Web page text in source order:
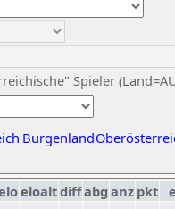
Spieler
Burgenland
eloaltdiffabg anz pkt